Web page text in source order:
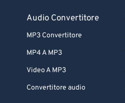
Audio Convertitore
MP3 Convertitore
MP4 A MP3
Video A MP3
Convertitore audio